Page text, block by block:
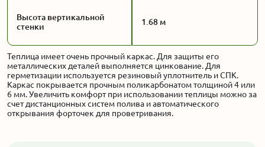
Высота вертикальной
стенки
1.68 м
Теплица имеет очень прочный каркас. Для защиты его
металлических деталей выполняется цинкование. Для
герметизации используется резиновый уплотнитель и СПК.
Каркас покрывается прочным поликарбонатом толщиной 4 или
6 мм. Увеличить комфорт при использовании теплицы можно за
счет дистанционных систем полива и автоматического
открывания форточек для проветривания.